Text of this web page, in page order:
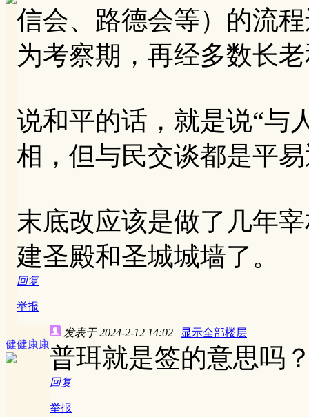
信会、路德会等）的流
为考察期，再经多数长
说和平的话，就是说“与
相，但与民交谈都是平
末底改应该是做了几年
建圣殿和圣城城墙了。
回复
举报
健健康康
发表于 2024-2-12 14:02 | 显示全部楼层
普珥就是签的意思吗
回复
举报